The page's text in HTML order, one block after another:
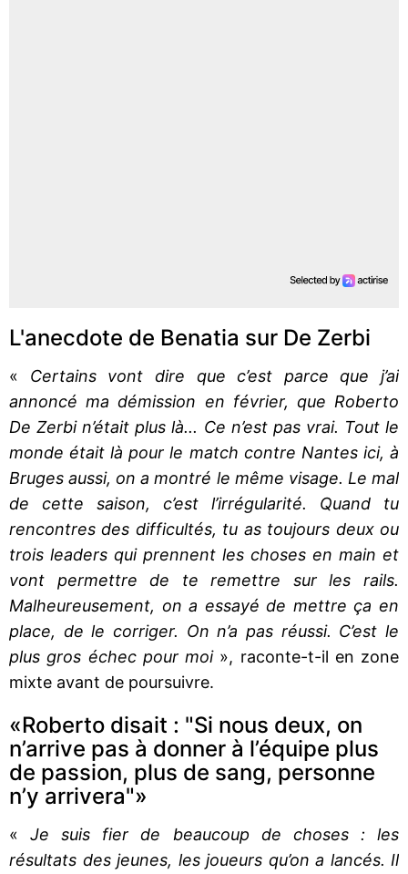
L'anecdote de Benatia sur De Zerbi
« Certains vont dire que c’est parce que j’ai
annoncé ma démission en février, que Roberto
De Zerbi n’était plus là... Ce n’est pas vrai. Tout le
monde était là pour le match contre Nantes ici, à
Bruges aussi, on a montré le même visage. Le mal
de cette saison, c’est l’irrégularité. Quand tu
rencontres des difficultés, tu as toujours deux ou
trois leaders qui prennent les choses en main et
vont permettre de te remettre sur les rails.
Malheureusement, on a essayé de mettre ça en
place, de le corriger. On n’a pas réussi. C’est le
plus gros échec pour moi», raconte-t-il en zone
mixte avant de poursuivre.
«Roberto disait : "Si nous deux, on
n’arrive pas à donner à l’équipe plus
de passion, plus de sang, personne
n’y arrivera"»
«Je suis fier de beaucoup de choses : les
résultats des jeunes, les joueurs qu’on a lancés. Il